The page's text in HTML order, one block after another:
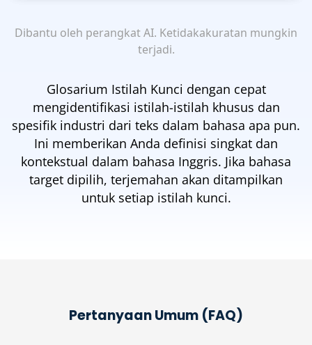
Dibantu oleh perangkat AI. Ketidakakuratan mungkin
terjadi.
Glosarium Istilah Kunci dengan cepat
mengidentifikasi istilah-istilah khusus dan
spesifik industri dari teks dalam bahasa apa pun.
Ini memberikan Anda definisi singkat dan
kontekstual dalam bahasa Inggris. Jika bahasa
target dipilih, terjemahan akan ditampilkan
untuk setiap istilah kunci.
Pertanyaan Umum (FAQ)